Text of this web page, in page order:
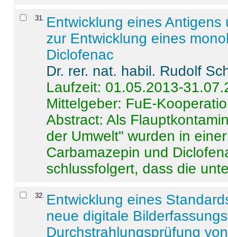
31. Entwicklung eines
zur Entwicklung eines
Diclofenac
Dr. rer. nat. habil. Rudolf
Laufzeit: 01.05.2013-
Mittelgeber: FuE-
Abstract:Als
der Umwelt" wurden in
Carbamazepin und
schlussfolgert, dass die
32. Entwicklung eines
neue digitale
Durchstrahlungsprüfung